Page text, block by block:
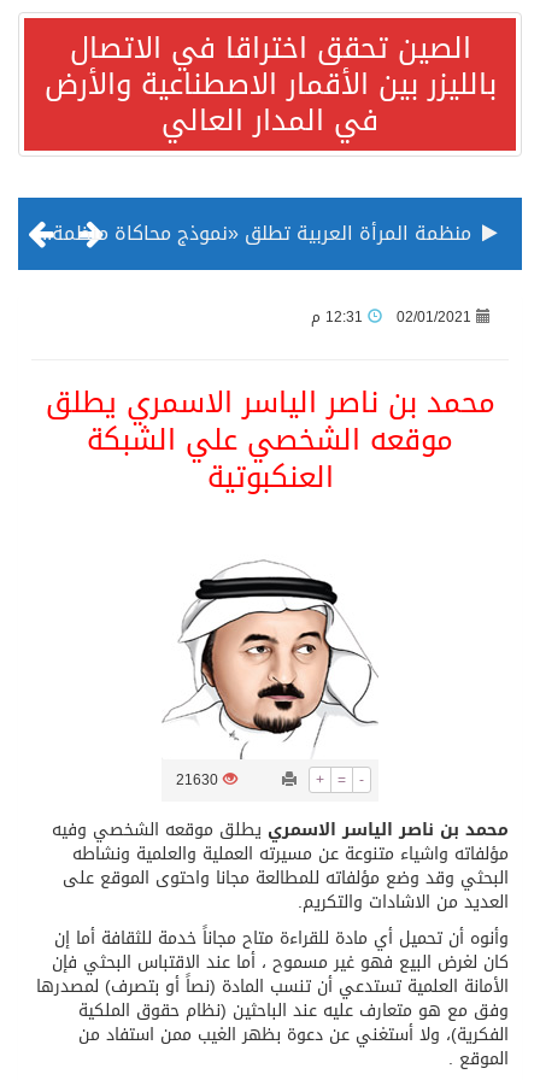
الصين تحقق اختراقا في الاتصال
بالليزر بين الأقمار الاصطناعية والأرض
في المدار العالي
منظمة المرأة العربية تطلق «نموذج محاكاة منظمة المرأة العربية للشباب» بمشاركة 10 دول عربية..غدًا
ثلة من الضابطات في الجييش الكويتي
02/01/2021
محمد بن ناصر الياسر الاسمري يطلق
موقعه الشخصي علي الشبكة
العنكبوتية
+ = -
21630
محمد بن ناصر الياسر الاسمري يطلق موقعه الشخصي وفيه
مؤلفاته واشياء متنوعة عن مسيرته العملية والعلمية ونشاطه
البحثي وقد وضع مؤلفاته للمطالعة مجانا واحتوى الموقع على
العديد من الاشادات والتكريم.
وأنوه أن تحميل أي مادة للقراءة متاح مجاناً خدمة للثقافة أما إن
كان لغرض البيع فهو غير مسموح ، أما عند الاقتباس البحثي فإن
الأمانة العلمية تستدعي أن تنسب المادة (نصاً أو بتصرف) لمصدرها
وفق مع هو متعارف عليه عند الباحثين (نظام حقوق الملكية
الفكرية)، ولا أستغني عن دعوة بظهر الغيب ممن استفاد من
الموقع .